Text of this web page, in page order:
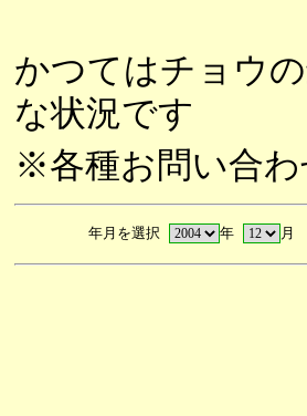
かつてはチョウ
な状況です
※各種お問い合わ
年月を選択 年 月